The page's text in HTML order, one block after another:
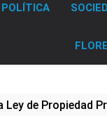
POLÍTICA
de Propiedad